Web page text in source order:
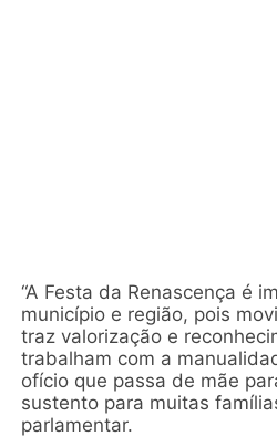
“A Festa da Renascença é
município e região, pois
traz valorização e
trabalham com a
ofício que passa de mãe
sustento para muitas
parlamentar.